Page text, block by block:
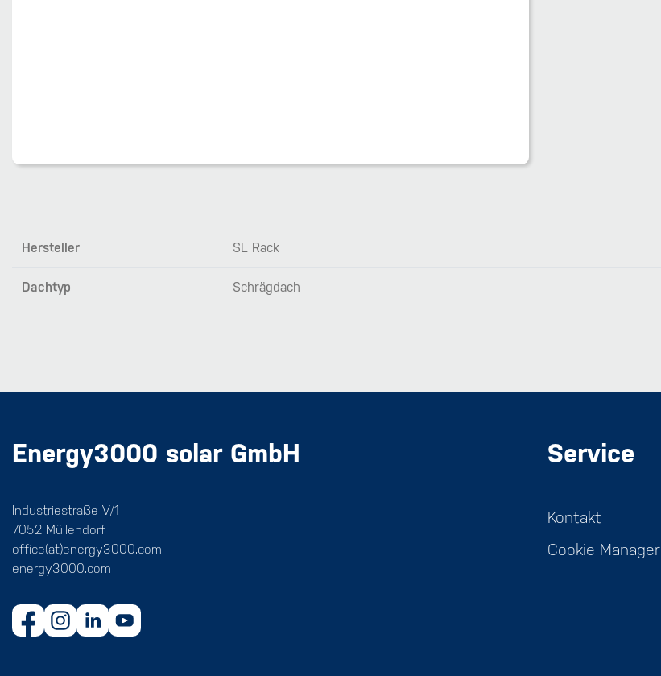
Hersteller SL Rack
Dachtyp Schrägdach
Energy3000 solar GmbH
Industriestraße V/1
7052 Müllendorf
office(at)energy3000.com
energy3000.com
Service
Kontakt
Cookie Manager